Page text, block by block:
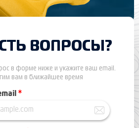
ВОПРОСЫ?
в форме ниже и укажите ваш email.
вам в ближайшее время
*